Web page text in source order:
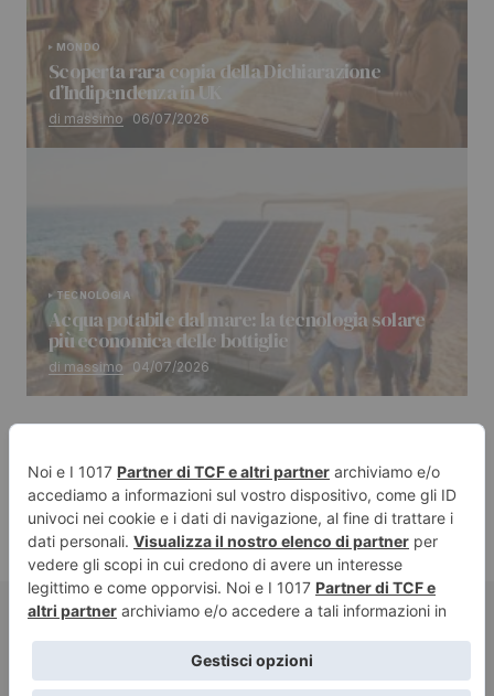
MONDO
Scoperta rara copia della Dichiarazione
d’Indipendenza in UK
di massimo 06/07/2026
TECNOLOGIA
Acqua potabile dal mare: la tecnologia solare
più economica delle bottiglie
di massimo 04/07/2026